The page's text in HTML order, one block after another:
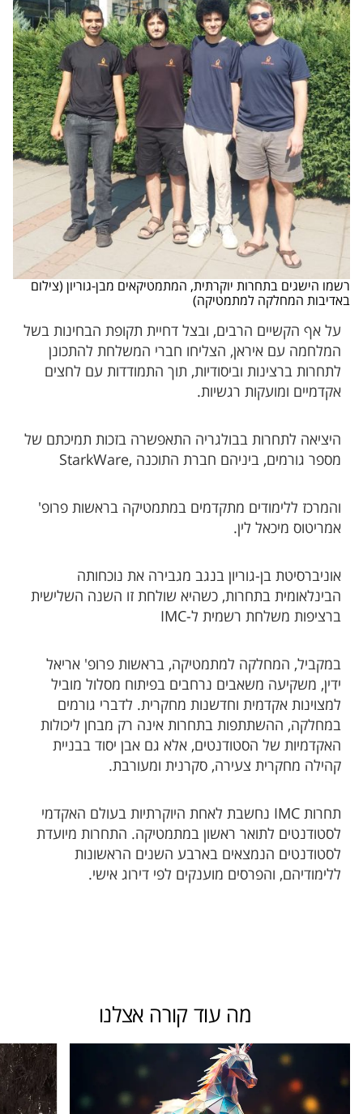
רשמו הישגים בתחרות יוקרתית, המתמטיקאים מבן-גוריון (צילום
באדיבות המחלקה למתמטיקה)
על אף הקשיים הרבים, ובצל דחיית תקופת הבחינות בשל
המלחמה עם איראן, הצליחו חברי המשלחת להתכונן
לתחרות ברצינות וביסודיות, תוך התמודדות עם לחצים
אקדמיים ומועקות רגשיות.
היציאה לתחרות בבולגריה התאפשרה בזכות תמיכתם של
מספר גורמים, ביניהם חברת התוכנה ,StarkWare
והמרכז ללימודים מתקדמים במתמטיקה בראשות פרופ'
אמריטוס מיכאל לין.
אוניברסיטת בן-גוריון בנגב מגבירה את נוכחותה
הבינלאומית בתחרות, כשהיא שולחת זו השנה השלישית
ברציפות משלחת רשמית ל-IMC
במקביל, המחלקה למתמטיקה, בראשות פרופ' אריאל
ידין, משקיעה משאבים נרחבים בפיתוח מסלול מוביל
למצוינות אקדמית וחדשנות מחקרית. לדברי גורמים
במחלקה, ההשתתפות בתחרות אינה רק מבחן ליכולות
האקדמיות של הסטודנטים, אלא גם אבן יסוד בבניית
קהילה מחקרית צעירה, סקרנית ומעורבת.
תחרות IMC נחשבת לאחת היוקרתיות בעולם האקדמי
לסטודנטים לתואר ראשון במתמטיקה. התחרות מיועדת
לסטודנטים הנמצאים בארבע השנים הראשונות
ללימודיהם, והפרסים מוענקים לפי דירוג אישי.
מה עוד קורה אצלנו